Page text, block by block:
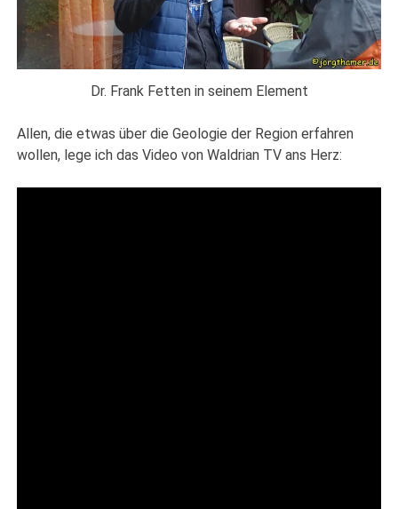
Dr. Frank Fetten in seinem Element
Allen, die etwas über die Geologie der Region erfahren
wollen, lege ich das Video von Waldrian TV ans Herz: